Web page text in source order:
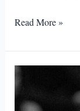
ПОЗИВ
СЕДНИЦУ
УПРАВНОГ
ОФА
Read More »